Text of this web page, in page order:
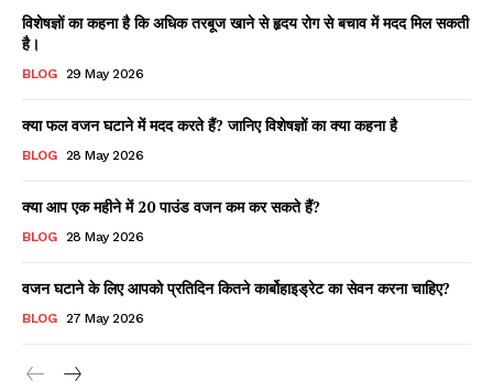
विशेषज्ञों का कहना है कि अधिक तरबूज खाने से हृदय रोग से बचाव में मदद मिल सकती
है।
BLOG 29 May 2026
क्या फल वजन घटाने में मदद करते हैं? जानिए विशेषज्ञों का क्या कहना है
BLOG 28 May 2026
क्या आप एक महीने में 20 पाउंड वजन कम कर सकते हैं?
BLOG 28 May 2026
वजन घटाने के लिए आपको प्रतिदिन कितने कार्बोहाइड्रेट का सेवन करना चाहिए?
BLOG 27 May 2026